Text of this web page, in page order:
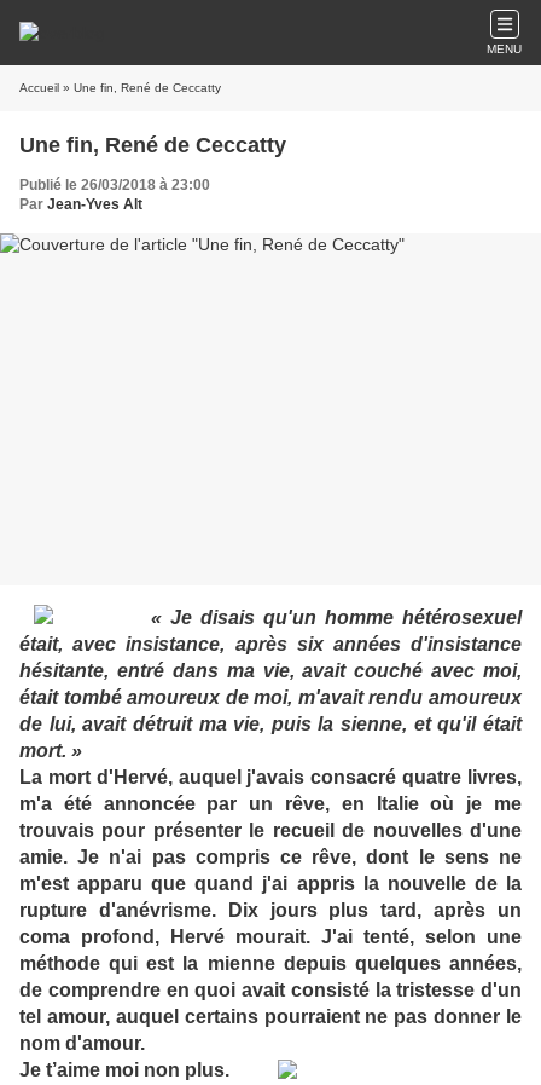
MENU
Accueil » Une fin, René de Ceccatty
Une fin, René de Ceccatty
Publié le 26/03/2018 à 23:00
Par Jean-Yves Alt
« Je disais qu'un homme hétérosexuel
était, avec insistance, après six années d'insistance
hésitante, entré dans ma vie, avait couché avec moi,
était tombé amoureux de moi, m'avait rendu amoureux
de lui, avait détruit ma vie, puis la sienne, et qu'il était
mort. »
La mort d'Hervé, auquel j'avais consacré quatre livres,
m'a été annoncée par un rêve, en Italie où je me
trouvais pour présenter le recueil de nouvelles d'une
amie. Je n'ai pas compris ce rêve, dont le sens ne
m'est apparu que quand j'ai appris la nouvelle de la
rupture d'anévrisme. Dix jours plus tard, après un
coma profond, Hervé mourait. J'ai tenté, selon une
méthode qui est la mienne depuis quelques années,
de comprendre en quoi avait consisté la tristesse d'un
tel amour, auquel certains pourraient ne pas donner le
nom d'amour.
Je t’aime moi non plus.